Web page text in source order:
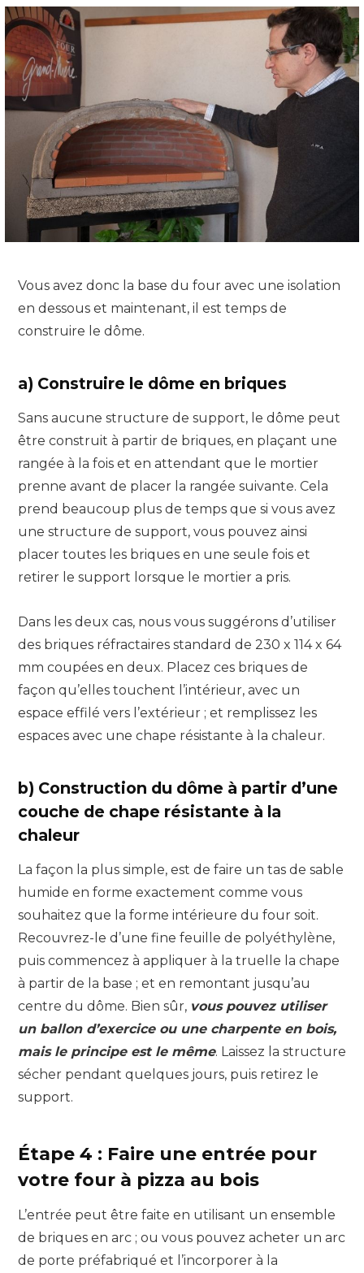
Vous avez donc la base du four avec une isolation
en dessous et maintenant, il est temps de
construire le dôme.
a) Construire le dôme en briques
Sans aucune structure de support, le dôme peut
être construit à partir de briques, en plaçant une
rangée à la fois et en attendant que le mortier
prenne avant de placer la rangée suivante. Cela
prend beaucoup plus de temps que si vous avez
une structure de support, vous pouvez ainsi
placer toutes les briques en une seule fois et
retirer le support lorsque le mortier a pris.
Dans les deux cas, nous vous suggérons d’utiliser
des briques réfractaires standard de 230 x 114 x 64
mm coupées en deux. Placez ces briques de
façon qu’elles touchent l’intérieur, avec un
espace effilé vers l’extérieur ; et remplissez les
espaces avec une chape résistante à la chaleur.
b) Construction du dôme à partir d’une
couche de chape résistante à la
chaleur
La façon la plus simple, est de faire un tas de sable
humide en forme exactement comme vous
souhaitez que la forme intérieure du four soit.
Recouvrez-le d’une fine feuille de polyéthylène,
puis commencez à appliquer à la truelle la chape
à partir de la base ; et en remontant jusqu’au
centre du dôme. Bien sûr, vous pouvez utiliser
un ballon d’exercice ou une charpente en bois,
mais le principe est le même. Laissez la structure
sécher pendant quelques jours, puis retirez le
support.
Étape 4 : Faire une entrée pour
votre four à pizza au bois
L’entrée peut être faite en utilisant un ensemble
de briques en arc ; ou vous pouvez acheter un arc
de porte préfabriqué et l’incorporer à la